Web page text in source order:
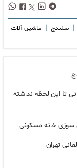
| سنندج | ماشین آلات
تا این لحظه نداشته
تهران